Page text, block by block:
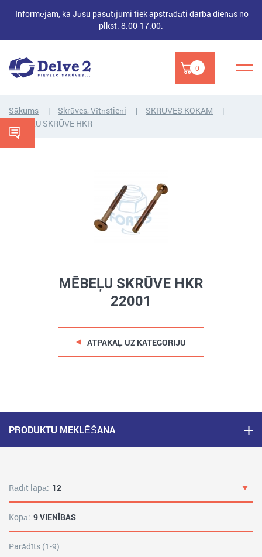
Informējam, ka Jūsu pasūtījumi tiek apstrādāti darba dienās no
plkst. 8.00-17.00.
0
Sākums Skrūves, Vītņstieņi
SKRŪVES KOKAM
MĒBEĻU SKRŪVE HKR
MĒBEĻU SKRŪVE HKR
22001
ATPAKAĻ UZ KATEGORIJU
PRODUKTU MEKLĒŠANA
Rādīt lapā: 12
Kopā: 9 VIENĪBAS
Parādīts (1-9)